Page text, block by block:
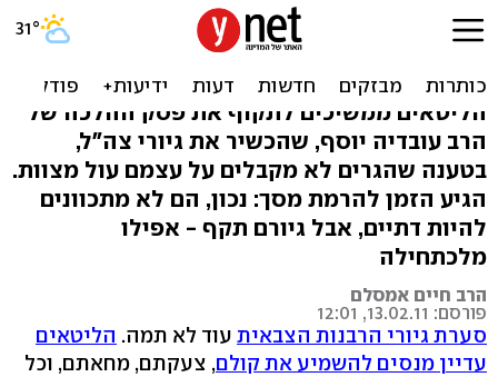
גרים - גם אם לא מקיימים
הליטאים ממשיכים לתקוף את פסק ההלכה של
הרב עובדיה יוסף, שהכשיר את גיורי צה"ל,
בטענה שהגרים לא מקבלים על עצמם עול מצוות.
הגיע הזמן להרמת מסך: נכון, הם לא מתכוונים
להיות דתיים, אבל גיורם תקף - אפילו
מלכתחילה
הרב חיים אמסלם
פורסם: 13.02.11, 12:01
סערת גיורי הרבנות הצבאית עוד לא תמה. הליטאים
עדיין מנסים להשמיע את קולם, צעקתם, מחאתם, וכל